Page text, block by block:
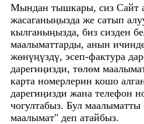
Мындан тышкары, сиз Сайт
жасаганыңызда же сатып
кылганыңызда, биз сизден
маалыматтарды, анын
жөнүңүздү, эсеп-фактура
дарегиңизди, төлөм
карта номерлерин кошо
дарегиңизди жана телефон
чогултабыз. Бул
маалымат" деп атайбыз.